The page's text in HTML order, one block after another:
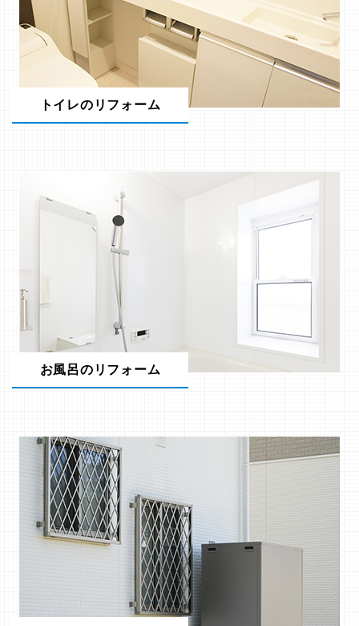
トイレのリフォーム
お風呂のリフォーム